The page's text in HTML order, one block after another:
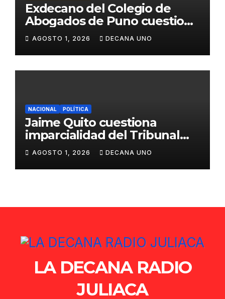
Exdecano del Colegio de
Abogados de Puno cuestiona
propuestas sobre seguridad
ciudadana
AGOSTO 1, 2026 DECANA UNO
NACIONAL POLÍTICA
Jaime Quito cuestiona
imparcialidad del Tribunal
Constitucional tras liberación
de Ollanta Humala
AGOSTO 1, 2026 DECANA UNO
LA DECANA RADIO
JULIACA